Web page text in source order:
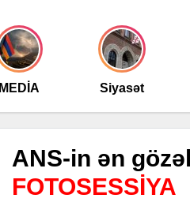
MEDİA Siyasət
ANS-in ən
FOTOSESSİYA